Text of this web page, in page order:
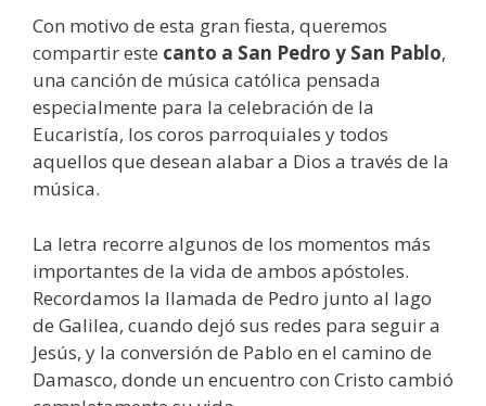
Con motivo de esta gran fiesta, queremos
compartir este canto a San Pedro y San Pablo,
una canción de música católica pensada
especialmente para la celebración de la
Eucaristía, los coros parroquiales y todos
aquellos que desean alabar a Dios a través de la
música.
La letra recorre algunos de los momentos más
importantes de la vida de ambos apóstoles.
Recordamos la llamada de Pedro junto al lago
de Galilea, cuando dejó sus redes para seguir a
Jesús, y la conversión de Pablo en el camino de
Damasco, donde un encuentro con Cristo cambió